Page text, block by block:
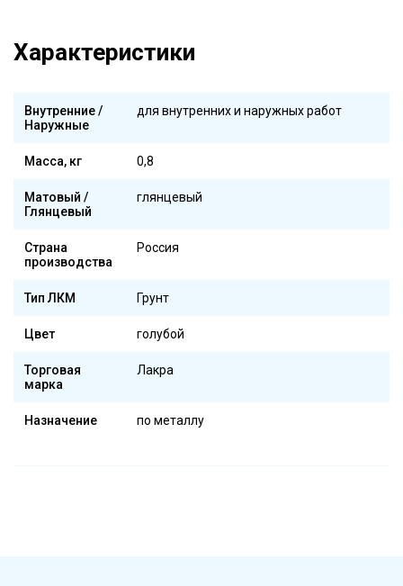
Характеристики
Внутренние /
Наружные
для внутренних и наружных работ
Масса, кг 0,8
Матовый /
Глянцевый
глянцевый
Страна
производства
Россия
Тип ЛКМ Грунт
Цвет голубой
Торговая
марка
Лакра
Назначение по металлу